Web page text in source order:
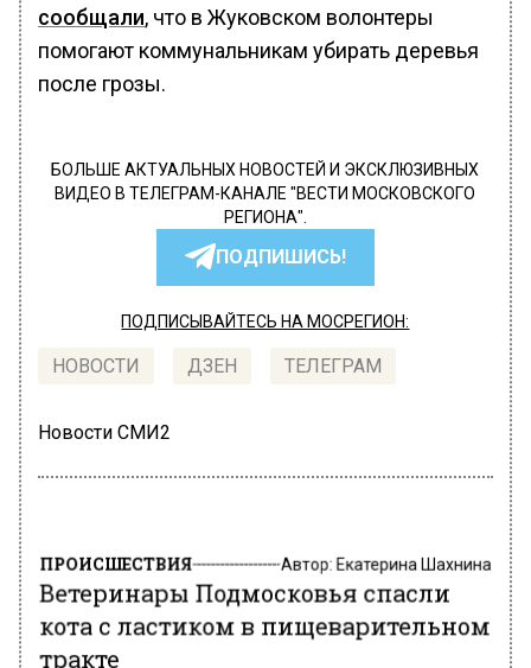
сообщали, что в Жуковском волонтеры
помогают коммунальникам убирать деревья
после грозы.
БОЛЬШЕ АКТУАЛЬНЫХ НОВОСТЕЙ И ЭКСКЛЮЗИВНЫХ
ВИДЕО В ТЕЛЕГРАМ-КАНАЛЕ "ВЕСТИ МОСКОВСКОГО
РЕГИОНА".
ПОДПИШИСЬ!
ПОДПИСЫВАЙТЕСЬ НА МОСРЕГИОН:
НОВОСТИ ДЗЕН ТЕЛЕГРАМ
Новости СМИ2
ПРОИСШЕСТВИЯ Автор: Екатерина Шахнина
Ветеринары Подмосковья спасли
кота с ластиком в пищеварительном
тракте